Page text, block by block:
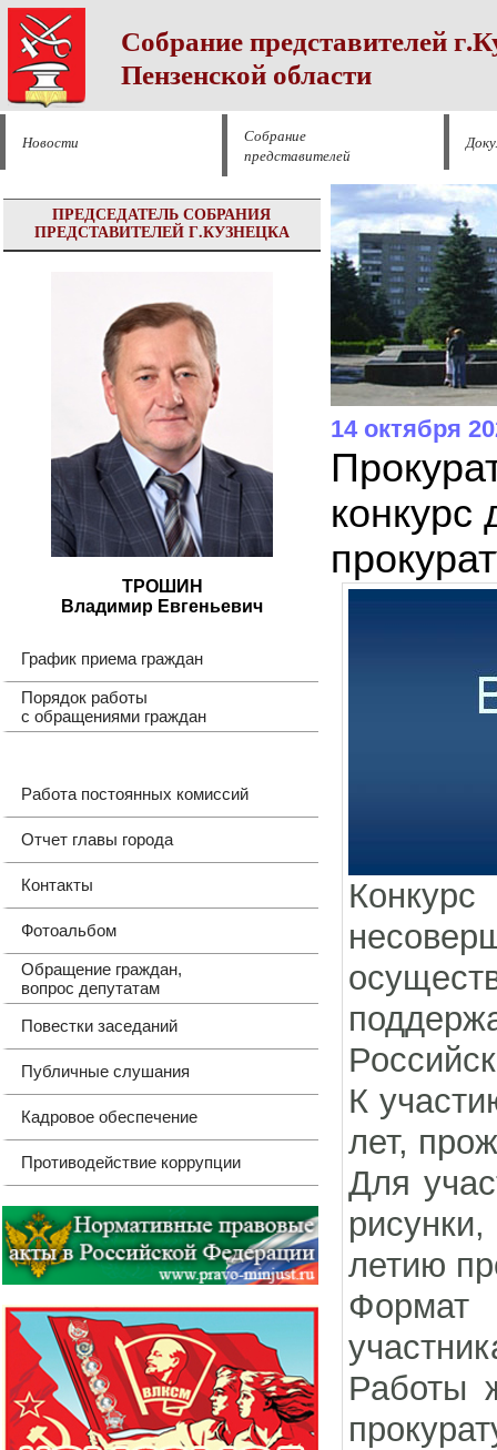
Собрание представителей
Пензенской области
Новости
Собрание
представителей
ПРЕДСЕДАТЕЛЬ СОБРАНИЯ
ПРЕДСТАВИТЕЛЕЙ Г.КУЗНЕЦКА
ТРОШИН
Владимир Евгеньевич
График приема граждан
Порядок работы
с обращениями граждан
Работа постоянных комиссий
Отчет главы города
Контакты
Фотоальбом
Обращение граждан,
вопрос депутатам
Повестки заседаний
Публичные слушания
Кадровое обеспечение
Противодействие коррупции
14 октября
конкурс
К
лет,
Для
летию
Формат
Работы